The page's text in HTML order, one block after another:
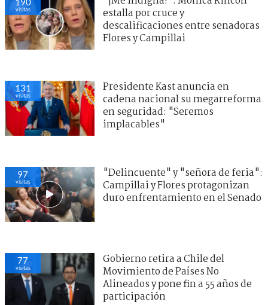
visitas
estalla por cruce y
descalificaciones entre senadoras
Flores y Campillai
131
visitas
Presidente Kast anuncia en
cadena nacional su megarreforma
en seguridad: "Seremos
implacables"
97
visitas
"Delincuente" y "señora de feria":
Campillai y Flores protagonizan
duro enfrentamiento en el Senado
77
visitas
Gobierno retira a Chile del
Movimiento de Países No
Alineados y pone fin a 55 años de
participación